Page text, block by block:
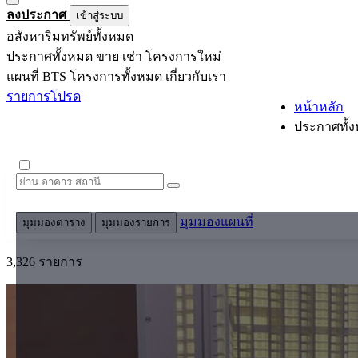
ลงประกาศ เข้าสู่ระบบ
อสังหาริมทรัพย์ทั้งหมด
ประกาศทั้งหมด ขาย เช่า โครงการใหม่
แผนที่ BTS โครงการทั้งหมด เกี่ยวกับเรา
รายการโปรด
หน้าหลัก
ประกาศทั้
มุมมองตาราง มุมมองรายการ มุมมองแผนที่
3,326 รายการ